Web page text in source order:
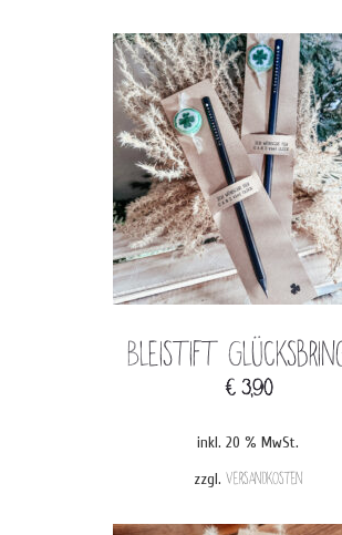
Bleistift
€3,90
inkl. 20 % MwSt.
zzgl. Versandkosten